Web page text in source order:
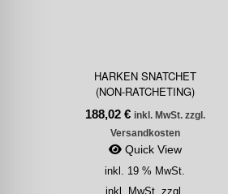
HARKEN SNATCHET
(NON-RATCHETING)
188,02 € inkl. MwSt. zzgl.
Versandkosten
Quick View
inkl. 19 % MwSt.
inkl. MwSt. zzgl.